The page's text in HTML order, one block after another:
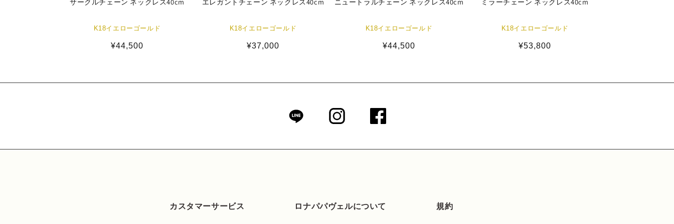
K18イエローゴールド
通
格
¥44,500
K18イエローゴールド
通
格
¥37,000
K18イエローゴールド
通
格
¥44,500
K18イエローゴールド
通
格
¥53,800
カスタマーサービス ロナパパヴェルについて 規約